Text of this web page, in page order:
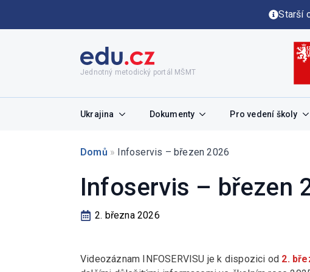
Starší
Jednotný metodický portál MŠMT
Ukrajina Dokumenty Pro vedení školy
Domů » Infoservis – březen 2026
Infoservis – březen
2. března 2026
Videozáznam INFOSERVISU je k dispozici od 2.